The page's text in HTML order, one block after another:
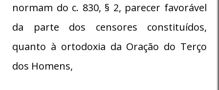
normam do c. 830, § 2, parecer favorável
da parte dos censores constituídos,
quanto à ortodoxia da Oração do Terço
dos Homens,